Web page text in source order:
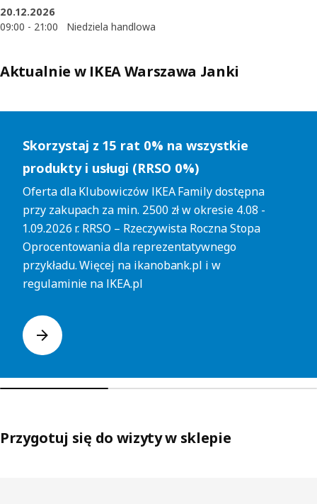
20.12.2026
09:00 - 21:00
Niedziela handlowa
Aktualnie w IKEA Warszawa Janki
Skorzystaj z 15 rat 0% na wszystkie
produkty i usługi (RRSO 0%)
Oferta dla Klubowiczów IKEA Family dostępna
przy zakupach za min. 2500 zł w okresie 4.08 -
1.09.2026 r. RRSO – Rzeczywista Roczna Stopa
Oprocentowania dla reprezentatywnego
przykładu. Więcej na ikanobank.pl i w
regulaminie na IKEA.pl
Przygotuj się do wizyty w sklepie